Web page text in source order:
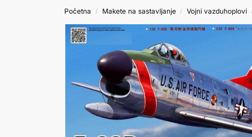
Početna / Makete na sastavljanje / Vojni vazduhoplovi